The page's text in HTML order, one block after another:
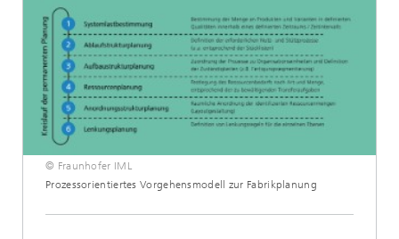
© Fraunhofer IML
Prozessorientiertes Vorgehensmodell zur Fabrikplanung